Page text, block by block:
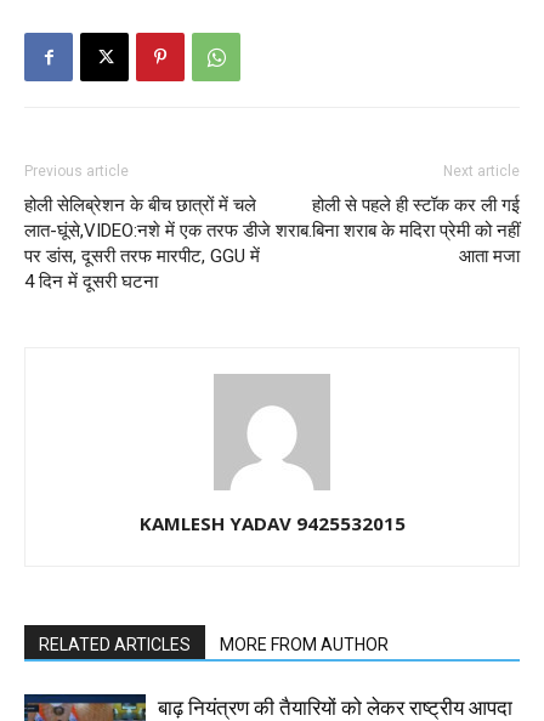
Previous article
होली सेलिब्रेशन के बीच छात्रों में चले
लात-घूंसे,VIDEO:नशे में एक तरफ डीजे
पर डांस, दूसरी तरफ मारपीट, GGU में
4 दिन में दूसरी घटना
Next article
होली से पहले ही स्टॉक कर ली गई
शराब.बिना शराब के मदिरा प्रेमी को नहीं
आता मजा
KAMLESH YADAV 9425532015
RELATED ARTICLES MORE FROM AUTHOR
बाढ़ नियंत्रण की तैयारियों को लेकर राष्ट्रीय आपदा